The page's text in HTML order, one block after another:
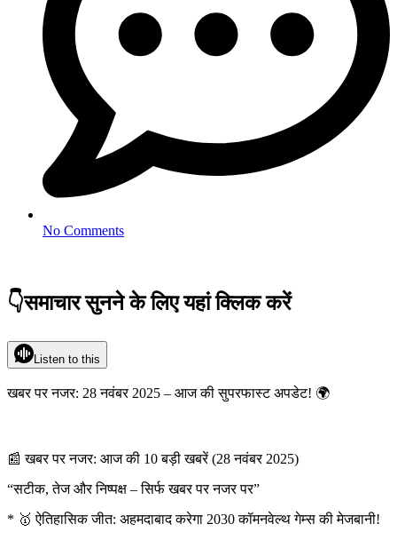
No Comments
👇समाचार सुनने के लिए यहां क्लिक करें
Listen to this
खबर पर नजर: 28 नवंबर 2025 – आज की सुपरफास्ट अपडेट! 🌍
📰 खबर पर नजर: आज की 10 बड़ी खबरें (28 नवंबर 2025)
“सटीक, तेज और निष्पक्ष – सिर्फ खबर पर नजर पर”
* 🥇 ऐतिहासिक जीत: अहमदाबाद करेगा 2030 कॉमनवेल्थ गेम्स की मेजबानी!